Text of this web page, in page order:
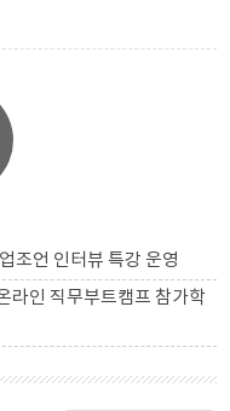
조언 인터뷰 특강 운영
라인 직무부트캠프 참가학